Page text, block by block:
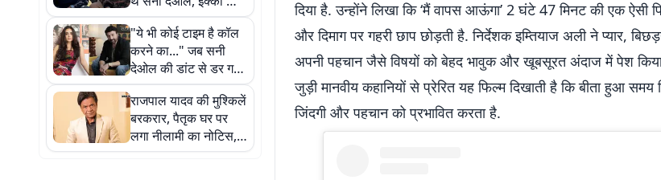
को-स्टार ने सुनाया
इमोशनल किस्सा
"ये भी कोई टाइम है कॉल
करने का..." जब सनी
देओल की डांट से डर गई
थीं प्रीति जिंटा
राजपाल यादव की मुश्किलें
बरकरार, पैतृक घर पर
लगा नीलामी का नोटिस, 9
सितंबर को होगी नीलामी
दिया है. उन्होंने लिखा कि ‘मैं वापस आऊंगा’ 2 घंटे 47 मिनट की एक ऐसी
और दिमाग पर गहरी छाप छोड़ती है. निर्देशक इम्तियाज अली ने प्यार,
अपनी पहचान जैसे विषयों को बेहद भावुक और खूबसूरत अंदाज में पेश
जुड़ी मानवीय कहानियों से प्रेरित यह फिल्म दिखाती है कि बीता हुआ
जिंदगी और पहचान को प्रभावित करता है.